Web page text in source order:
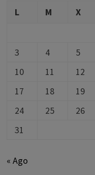
L
M X
3
4 5
10
11 12
17
18 19
24
25 26
31
« Ago